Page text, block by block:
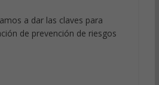
a dar las claves para
de prevención de riesgos